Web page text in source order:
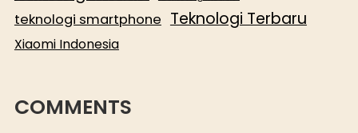
teknologi smartphone Teknologi Terbaru
Xiaomi Indonesia
COMMENTS